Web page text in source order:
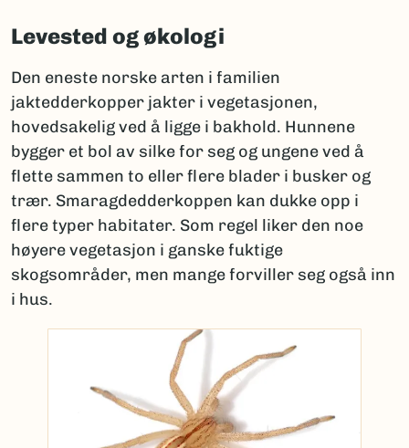
Levested og økologi
Den eneste norske arten i familien
jaktedderkopper jakter i vegetasjonen,
hovedsakelig ved å ligge i bakhold. Hunnene
bygger et bol av silke for seg og ungene ved å
flette sammen to eller flere blader i busker og
trær. Smaragdedderkoppen kan dukke opp i
flere typer habitater. Som regel liker den noe
høyere vegetasjon i ganske fuktige
skogsområder, men mange forviller seg også inn
i hus.